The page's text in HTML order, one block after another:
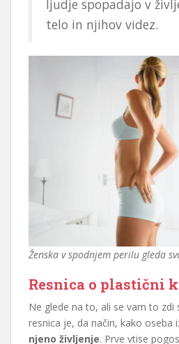
ljudje spopadajo v
telo in njihov videz.
Ženska v spodnjem perilu gleda
Resnica o plastični
Ne glede na to, ali se vam to zdi
resnica je, da način, kako oseba
njeno življenje. Prve vtise